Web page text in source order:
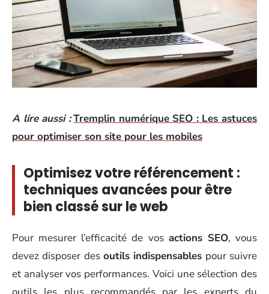
A lire aussi :Tremplin numérique SEO : Les astuces
pour optimiser son site pour les mobiles
Optimisez votre référencement :
techniques avancées pour être
bien classé sur le web
Pour mesurer l’efficacité de vos actions SEO, vous
devez disposer des outils indispensables pour suivre
et analyser vos performances. Voici une sélection des